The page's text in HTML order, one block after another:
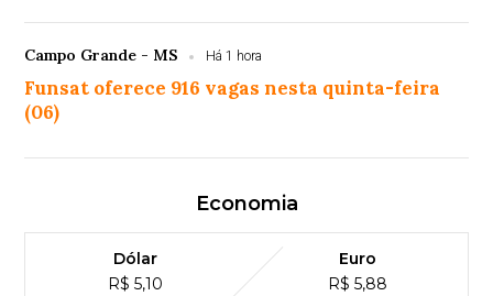
Campo Grande - MS Há 1 hora
Funsat oferece 916 vagas nesta quinta-feira
(06)
Economia
Dólar
R$ 5,10
Euro
R$ 5,88